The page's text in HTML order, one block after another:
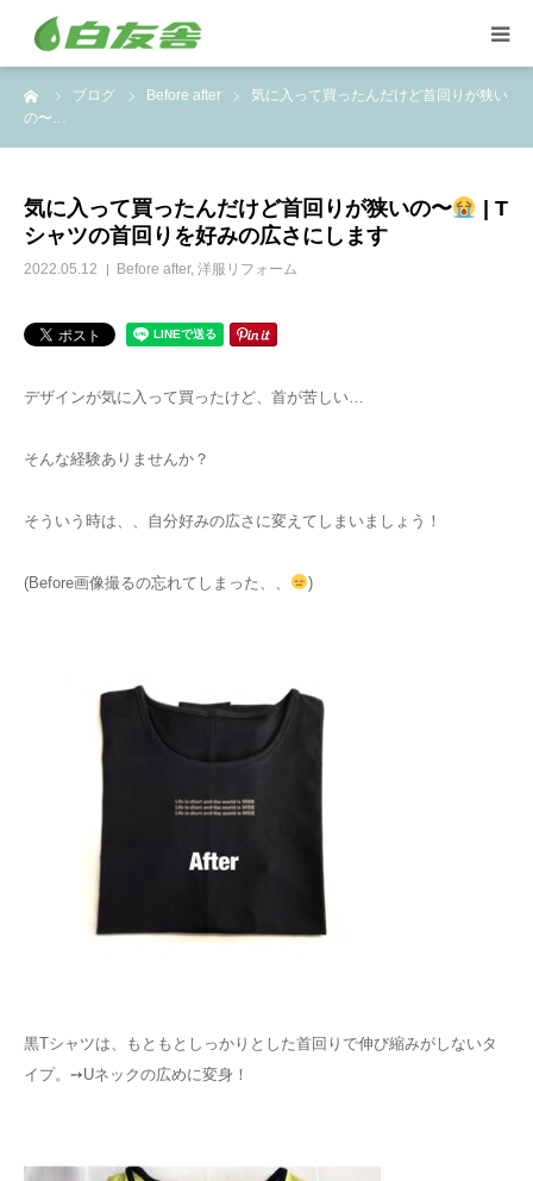
ブログ Before after
気に入って買ったんだけど首回りが狭い
の〜…
気に入って買ったんだけど首回りが狭いの〜
| T
シャツの首回りを好みの広さにします
2022.05.12 Before after, 洋服リフォーム
デザインが気に入って買ったけど、首が苦しい…
そんな経験ありませんか？
そういう時は、、自分好みの広さに変えてしまいましょう！
(Before画像撮るの忘れてしまった、、 )
黒Tシャツは、もともとしっかりとした首回りで伸び縮みがしないタ
イプ。➙Uネックの広めに変身！
集配サービス
洋服リフォームとリペア